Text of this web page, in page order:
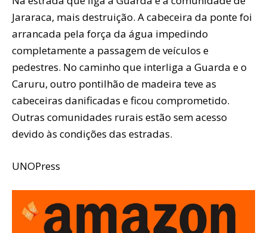
Jararaca, mais destruição. A cabeceira da ponte foi
arrancada pela força da água impedindo
completamente a passagem de veículos e
pedestres. No caminho que interliga a Guarda e o
Caruru, outro pontilhão de madeira teve as
cabeceiras danificadas e ficou comprometido.
Outras comunidades rurais estão sem acesso
devido às condições das estradas.
UNOPress